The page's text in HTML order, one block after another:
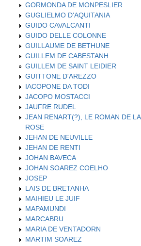
GORMONDA DE MONPESLIER
GUGLIELMO D'AQUITANIA
GUIDO CAVALCANTI
GUIDO DELLE COLONNE
GUILLAUME DE BETHUNE
GUILLEM DE CABESTANH
GUILLEM DE SAINT LEIDIER
GUITTONE D'AREZZO
IACOPONE DA TODI
JACOPO MOSTACCI
JAUFRE RUDEL
JEAN RENART(?), LE ROMAN DE LA
ROSE
JEHAN DE NEUVILLE
JEHAN DE RENTI
JOHAN BAVECA
JOHAN SOAREZ COELHO
JOSEP
LAIS DE BRETANHA
MAIHIEU LE JUIF
MAPAMUNDI
MARCABRU
MARIA DE VENTADORN
MARTIM SOAREZ